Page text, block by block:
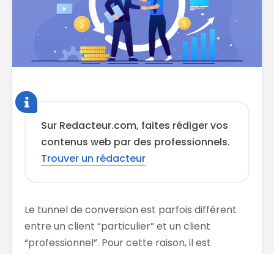
Sur Redacteur.com, faites rédiger vos
contenus web par des professionnels.
Trouver un rédacteur
Le tunnel de conversion est parfois différent
entre un client “particulier” et un client
“professionnel”. Pour cette raison, il est